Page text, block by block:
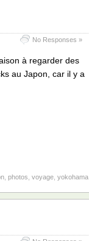
No Responses »
à regarder des
au Japon, car il y a
, photos voyage, yokohama